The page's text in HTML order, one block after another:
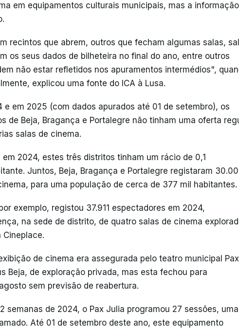
em equipamentos culturais municipais, mas a
recintos que abrem, outros que fecham algumas salas,
os seus dados de bilheteira no final do ano, entre outros
não estar refletidos nos apuramentos intermédios",
explicou uma fonte do ICA à Lusa.
e em 2025 (com dados apurados até 01 de setembro), os
de Beja, Bragança e Portalegre não tinham uma oferta
salas de cinema.
em 2024, estes três distritos tinham um rácio de 0,1
Juntos, Beja, Bragança e Portalegre registaram
para uma população de cerca de 377 mil habitantes.
exemplo, registou 37.911 espectadores em 2024,
na sede de distrito, de quatro salas de cinema
Cineplace.
de cinema era assegurada pelo teatro municipal Pax
Beja, de exploração privada, mas esta fechou para
sem previsão de reabertura.
semanas de 2024, o Pax Julia programou 27 sessões, uma
Até 01 de setembro deste ano, este equipamento